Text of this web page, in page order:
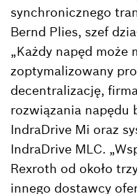
synchronicznego
Bernd Plies, szef
„Każdy napęd może
zoptymalizowany
decentralizację,
rozwiązania napędu
IndraDrive Mi oraz
IndraDrive MLC.
Rexroth od około
innego dostawcy